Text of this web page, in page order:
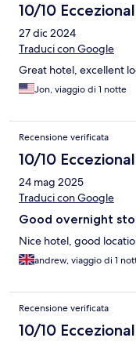
10/10
27 dic 2024
Traduci con Google
Great hotel, excellent
Jon, viaggio di 1 notte
Recensione verificata
10/10
24 mag 2025
Traduci con Google
Good overnight
Nice hotel, good
andrew, viaggio di 1
Recensione verificata
10/10